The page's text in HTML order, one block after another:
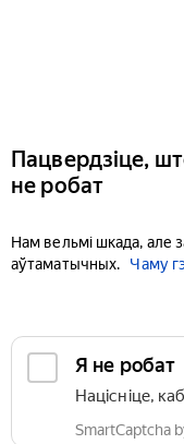
Пацвердзіце,
не робат
Нам вельмі шкада, але
аўтаматычных.
Чаму
Я не робат
Націсніце,
SmartCaptcha